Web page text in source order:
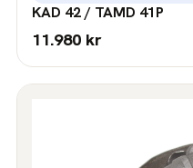
KAD 42 / TAMD 41P
11.980 kr